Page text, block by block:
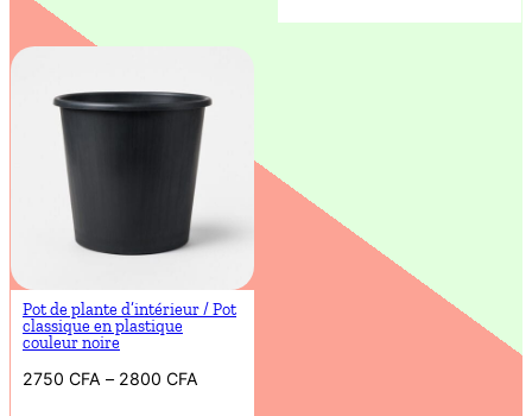
prix :
Pot de plante d’intérieur / Pot
classique en plastique
couleur noire
2750 CFA – 2800 CFA
Plage